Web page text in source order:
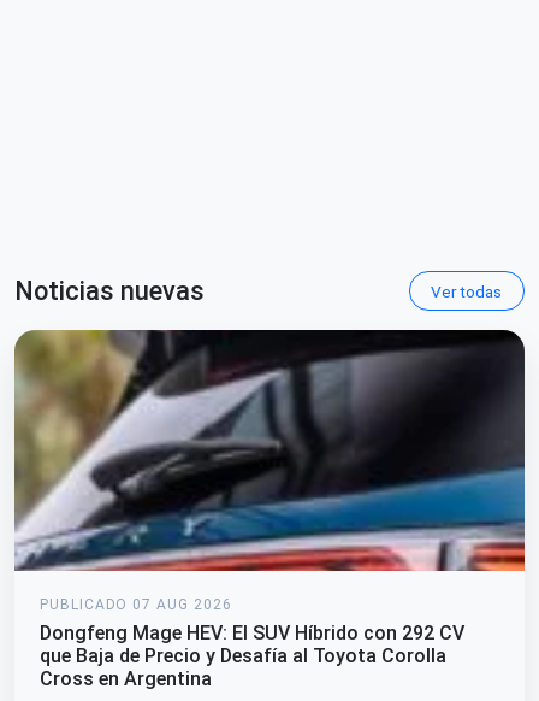
Noticias nuevas Ver todas
PUBLICADO 07 AUG 2026
Dongfeng Mage HEV: El SUV Híbrido con 292 CV
que Baja de Precio y Desafía al Toyota Corolla
Cross en Argentina